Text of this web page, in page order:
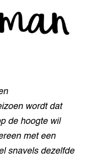
wordt dat
de hoogte wil
met een
snavels dezelfde